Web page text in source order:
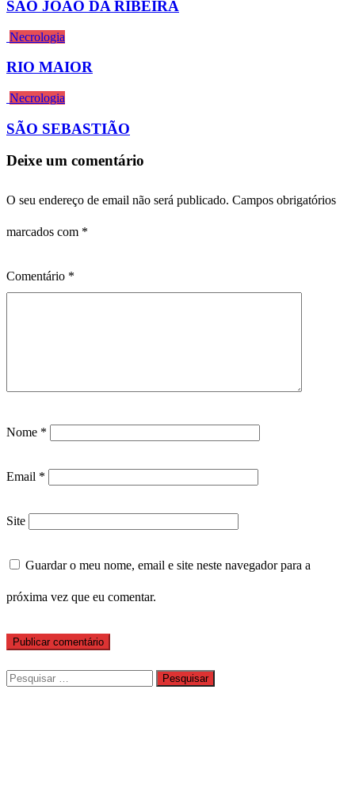
SÃO JOÃO DA RIBEIRA
Necrologia
RIO MAIOR
Necrologia
SÃO SEBASTIÃO
Deixe um comentário
O seu endereço de email não será publicado. Campos obrigatórios
marcados com *
Comentário *
Nome *
Email *
Site
Guardar o meu nome, email e site neste navegador para a
próxima vez que eu comentar.
Pesquisar
por: